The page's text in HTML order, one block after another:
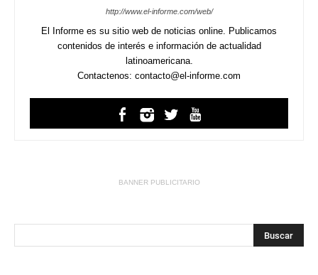
http://www.el-informe.com/web/
El Informe es su sitio web de noticias online. Publicamos
contenidos de interés e información de actualidad
latinoamericana.
Contactenos: contacto@el-informe.com
BANNER PUBLICITARIO